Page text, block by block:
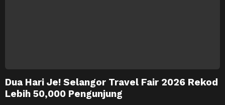
Dua Hari Je! Selangor Travel Fair 2026 Rekod
Lebih 50,000 Pengunjung